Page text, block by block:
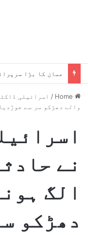
/ اسرائیلی
والے دھڑکو سر سے جوڑدیا
نے
الگ
دھڑکو